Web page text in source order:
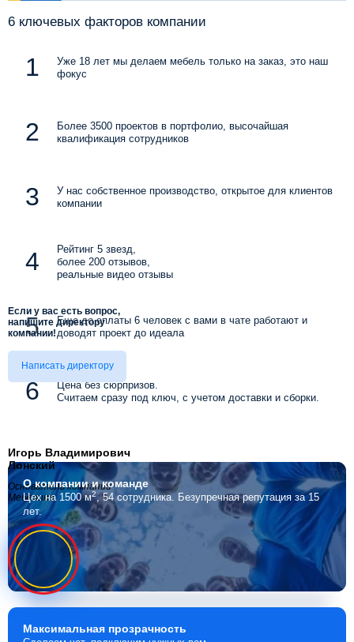
6 ключевых факторов компании
Уже 18 лет мы делаем мебель только на заказ, это наш
фокус
Более 3500 проектов в портфолио, высочайшая
квалификация сотрудников
У нас собственное производство, открытое для клиентов
компании
Рейтинг 5 звезд,
более 200 отзывов,
реальные видео отзывы
Еще до оплаты 6 человек с вами в чате работают и
доводят проект до идеала
Цена без сюрпризов.
Считаем сразу под ключ, с учетом доставки и сборки.
Если у вас есть вопрос,
напишите директору
компании!
Написать директору
Игорь Владимирович
Лонский
Основатель компании
Мебелино
О компаниии команде
Цех на 1500 м2, 54 сотрудника. Безупречная репутация за 15
лет.
Максимальная прозрачность